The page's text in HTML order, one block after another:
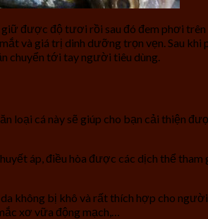
được độ tươi rồi sau đó đem phơi
và giá trị dinh dưỡng trọn vẹn. Sau khi
chuyển tới tay người tiêu dùng.
loại cá này sẽ giúp cho bạn cải thiện
áp, điều hòa được các dịch thể tham
không bị khô và rất thích hợp cho
xơ vữa động mạch,…